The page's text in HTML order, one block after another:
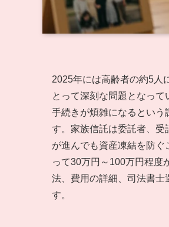
2025年には高齢者の約5人
とって深刻な問題となっ
手続きが煩雑になるとい
す。家族信託は委託者、受
が進んでも資産凍結を防
って30万円～100万円程度
法、費用の詳細、司法書士
す。